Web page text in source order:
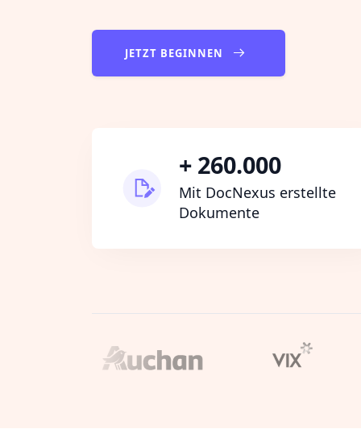
JETZT BEGINNEN
+ 260.000
Mit DocNexus erstellte
Dokumente